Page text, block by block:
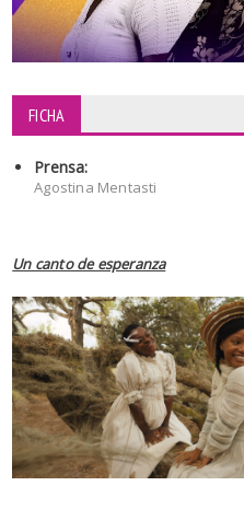
FICHA
Prensa:
Agostina Mentasti
Un canto de esperanza